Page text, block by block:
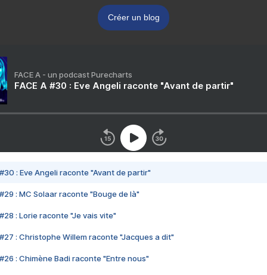
Créer un blog
FACE A - un podcast Purecharts
FACE A #30 : Eve Angeli raconte "Avant de partir"
#30 : Eve Angeli raconte "Avant de partir"
#29 : MC Solaar raconte "Bouge de là"
#28 : Lorie raconte "Je vais vite"
#27 : Christophe Willem raconte "Jacques a dit"
#26 : Chimène Badi raconte "Entre nous"